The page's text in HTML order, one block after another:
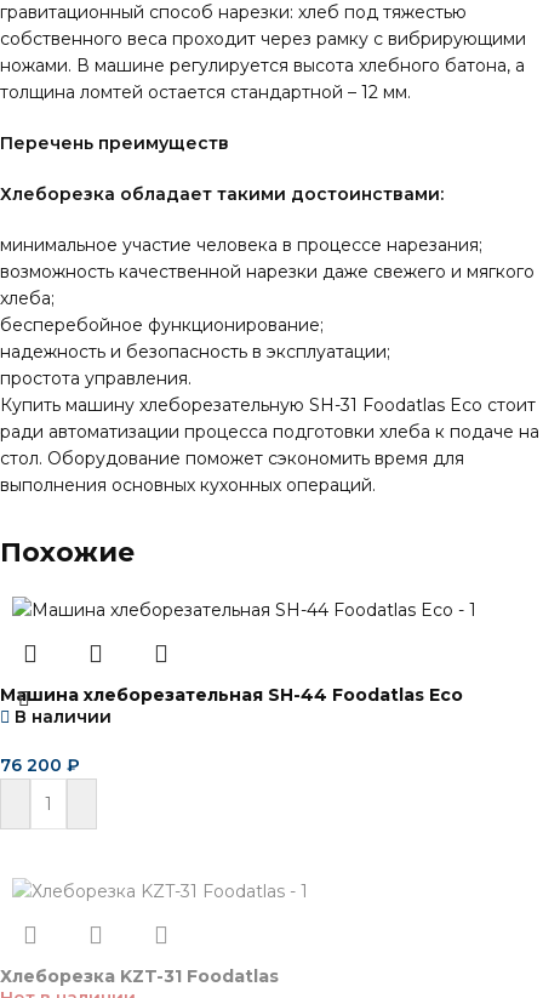
гравитационный способ нарезки: хлеб под тяжестью
собственного веса проходит через рамку с вибрирующими
ножами. В машине регулируется высота хлебного батона, а
толщина ломтей остается стандартной – 12 мм.
Перечень преимуществ
Хлеборезка обладает такими достоинствами:
минимальное участие человека в процессе нарезания;
возможность качественной нарезки даже свежего и мягкого
хлеба;
бесперебойное функционирование;
надежность и безопасность в эксплуатации;
простота управления.
Купить машину хлеборезательную SH-31 Foodatlas Eco стоит
ради автоматизации процесса подготовки хлеба к подаче на
стол. Оборудование поможет сэкономить время для
выполнения основных кухонных операций.
Похожие
Машина хлеборезательная SH-44 Foodatlas Eco
В наличии
76 200 ₽
Хлеборезка KZT-31 Foodatlas